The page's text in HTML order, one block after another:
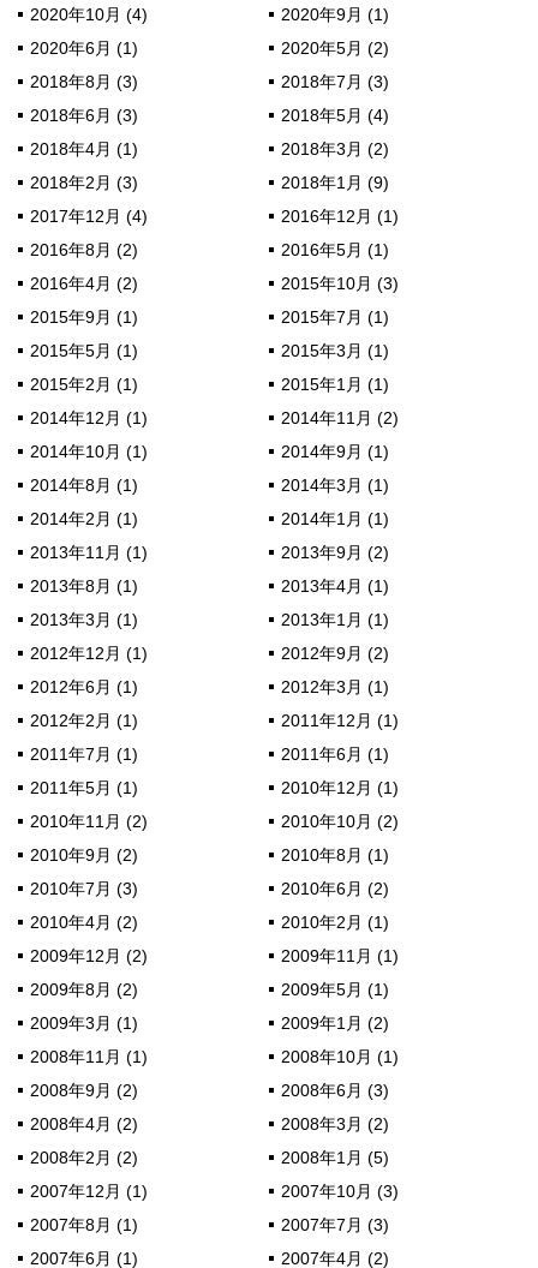
2020年10月 (4)
2020年9月 (1)
2020年6月 (1)
2020年5月 (2)
2018年8月 (3)
2018年7月 (3)
2018年6月 (3)
2018年5月 (4)
2018年4月 (1)
2018年3月 (2)
2018年2月 (3)
2018年1月 (9)
2017年12月 (4)
2016年12月 (1)
2016年8月 (2)
2016年5月 (1)
2016年4月 (2)
2015年10月 (3)
2015年9月 (1)
2015年7月 (1)
2015年5月 (1)
2015年3月 (1)
2015年2月 (1)
2015年1月 (1)
2014年12月 (1)
2014年11月 (2)
2014年10月 (1)
2014年9月 (1)
2014年8月 (1)
2014年3月 (1)
2014年2月 (1)
2014年1月 (1)
2013年11月 (1)
2013年9月 (2)
2013年8月 (1)
2013年4月 (1)
2013年3月 (1)
2013年1月 (1)
2012年12月 (1)
2012年9月 (2)
2012年6月 (1)
2012年3月 (1)
2012年2月 (1)
2011年12月 (1)
2011年7月 (1)
2011年6月 (1)
2011年5月 (1)
2010年12月 (1)
2010年11月 (2)
2010年10月 (2)
2010年9月 (2)
2010年8月 (1)
2010年7月 (3)
2010年6月 (2)
2010年4月 (2)
2010年2月 (1)
2009年12月 (2)
2009年11月 (1)
2009年8月 (2)
2009年5月 (1)
2009年3月 (1)
2009年1月 (2)
2008年11月 (1)
2008年10月 (1)
2008年9月 (2)
2008年6月 (3)
2008年4月 (2)
2008年3月 (2)
2008年2月 (2)
2008年1月 (5)
2007年12月 (1)
2007年10月 (3)
2007年8月 (1)
2007年7月 (3)
2007年6月 (1)
2007年4月 (2)